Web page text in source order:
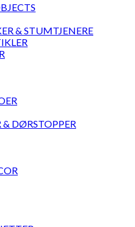
& STUMTJENERE
DØRSTOPPER